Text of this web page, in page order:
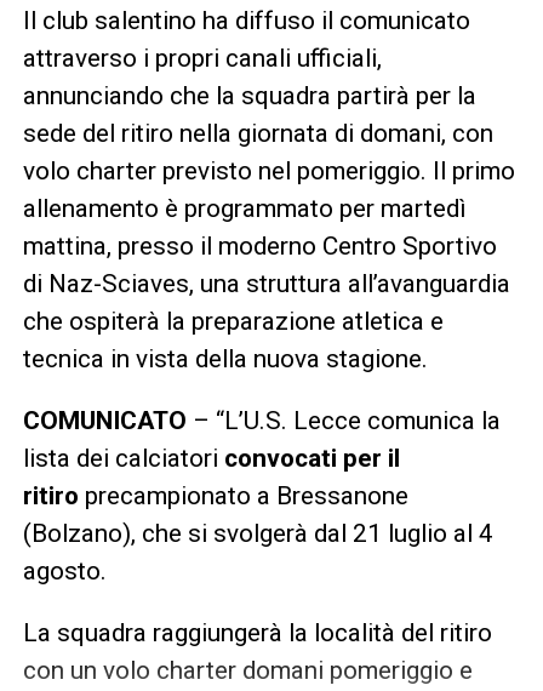
Il club salentino ha diffuso il comunicato
attraverso i propri canali ufficiali,
annunciando che la squadra partirà per la
sede del ritiro nella giornata di domani, con
volo charter previsto nel pomeriggio. Il primo
allenamento è programmato per martedì
mattina, presso il moderno Centro Sportivo
di Naz-Sciaves, una struttura all’avanguardia
che ospiterà la preparazione atletica e
tecnica in vista della nuova stagione.
COMUNICATO – “L’U.S. Lecce comunica la
lista dei calciatori convocati per il
ritiro precampionato a Bressanone
(Bolzano), che si svolgerà dal 21 luglio al 4
agosto.
La squadra raggiungerà la località del ritiro
con un volo charter domani pomeriggio e